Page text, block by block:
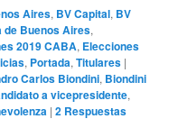
Aires, BV Capital, BV
de Buenos Aires,
2019 CABA, Elecciones
, Portada,Titulares |
Carlos Biondini, Biondini
a vicepresidente,
|2 Respuestas